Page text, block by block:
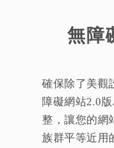
無障
確保除了美觀
障礙網站2.0
整，讓您的網
族群平等近用